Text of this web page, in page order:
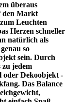
überaus
den Markt
Leuchten
Herzen schneller
natürlich als
so
sein. Durch
zu jedem
oder Dekoobjekt -
Das Balance